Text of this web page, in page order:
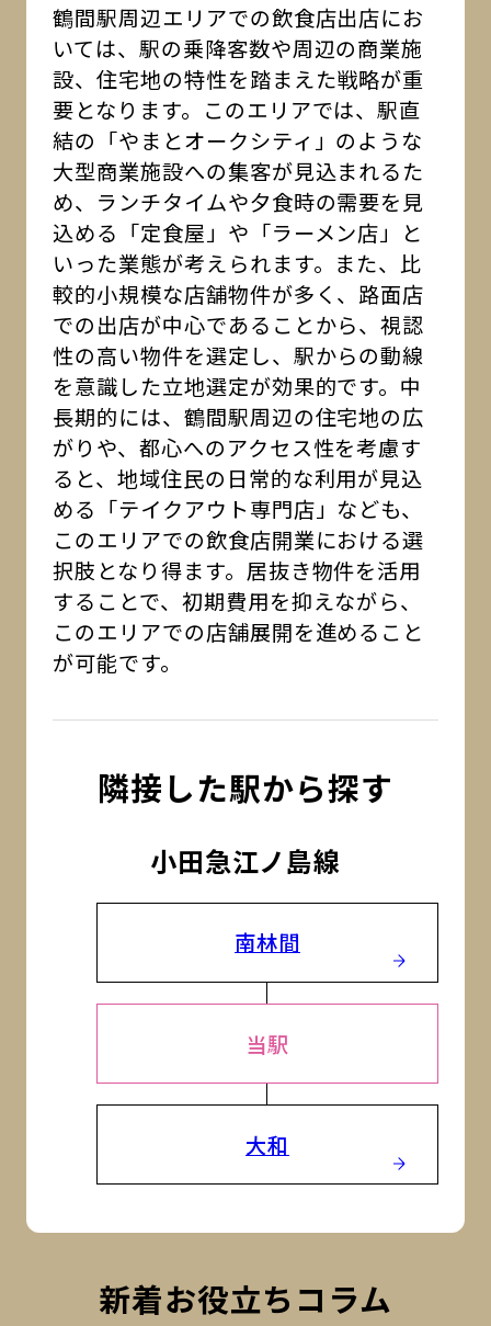
鶴間駅周辺エリアでの飲食店出店にお
いては、駅の乗降客数や周辺の商業施
設、住宅地の特性を踏まえた戦略が重
要となります。このエリアでは、駅直
結の「やまとオークシティ」のような
大型商業施設への集客が見込まれるた
め、ランチタイムや夕食時の需要を見
込める「定食屋」や「ラーメン店」と
いった業態が考えられます。また、比
較的小規模な店舗物件が多く、路面店
での出店が中心であることから、視認
性の高い物件を選定し、駅からの動線
を意識した立地選定が効果的です。中
長期的には、鶴間駅周辺の住宅地の広
がりや、都心へのアクセス性を考慮す
ると、地域住民の日常的な利用が見込
める「テイクアウト専門店」なども、
このエリアでの飲食店開業における選
択肢となり得ます。居抜き物件を活用
することで、初期費用を抑えながら、
このエリアでの店舗展開を進めること
が可能です。
隣接した駅から探す
小田急江ノ島線
南林間
当駅
大和
新着お役立ちコラム